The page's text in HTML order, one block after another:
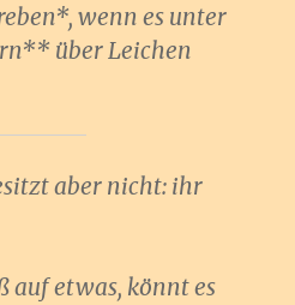
wenn es unter
über Leichen
aber nicht: ihr
auf etwas, könnt es